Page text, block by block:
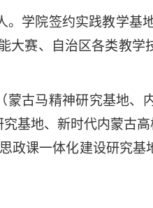
。学院签约实践教学基
大赛、自治区各类教
蒙古马精神研究基地、
究基地、新时代内蒙古高
政课一体化建设研究基